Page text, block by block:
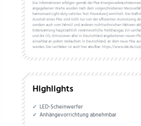
Die Informationen erfolgen gemäß der Pkw-
angegebenen Werte wurden nach dem vorgeschriebenen
harmonised Light-duty vehicles Test Procedures) ermittelt. Der
Ausstoß eines Pkw sind nicht nur von der effizienten Ausnutzung
sondern auch vom Fahrstil und anderen nichttechnischen Faktoren
Erderwärmung hauptsächlich verantwortliche Treibhausgas. Ein
und die CO₂-Emissionen aller in Deutschland angebotenen neuen
einsehbar an jedem Verkaufsort in Deutschland, an dem neue Pkw
werden. Der Leitfaden ist auch hier abrufbar: https://www.dat.de/co2/
Highlights
LED-Scheinwerfer
Anhängevorrichtung abnehmbar